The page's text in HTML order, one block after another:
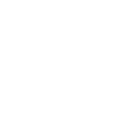
behandelt. Eine
werden lediglich Daten mit -
Löschung nach Art. 17
Daten nach der
hat das Recht gegen die
und Bilder:
willigt jedes Mitglied
und Abrechnung
die dem Sport dienen erstellt